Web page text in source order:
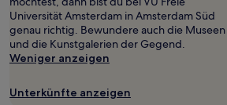
gefunden
wurde.
Preise
und
Verfügbarkeiten
sich
Universität Amsterdam in Amsterdam Süd
genau richtig. Bewundere auch die Museen
und die Kunstgalerien der Gegend.
Weniger anzeigen
Unterkünfte anzeigen